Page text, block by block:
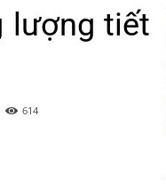
lượng tiết
614